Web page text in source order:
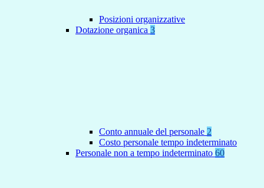
Posizioni organizzative
Dotazione organica 3
Conto annuale del personale 2
Costo personale tempo indeterminato
Personale non a tempo indeterminato 60